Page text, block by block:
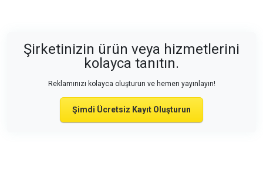
Şirketinizin ürün veya hizmetlerini
kolayca tanıtın.
Reklamınızı kolayca oluşturun ve hemen yayınlayın!
Şimdi Ücretsiz Kayıt Oluşturun